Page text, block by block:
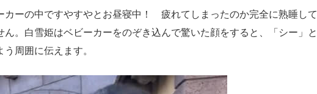
ーの中ですやすやとお昼寝中！ 疲れてしまったのか完全に熟睡して
ん。白雪姫はベビーカーをのぞき込んで驚いた顔をすると、「シー」と
周囲に伝えます。